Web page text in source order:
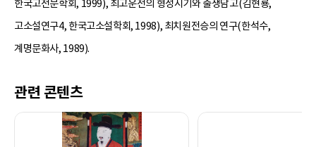
한국고전문학회, 1999), 최고운전의 형성시기와 출생담고(김현룡,
고소설연구4, 한국고소설학회, 1998), 최치원전승의 연구(한석수,
계명문화사, 1989).
관련 콘텐츠